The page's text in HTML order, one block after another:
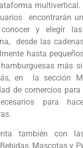
encontrarán
y elegir las
desde las
hasta
más
en la sección
de comercios
para
también con
Mascotas y